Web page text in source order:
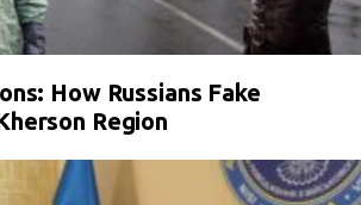
How Russians Fake
Region